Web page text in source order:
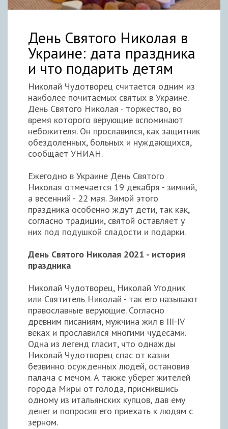
День Святого Николая в
Украине: дата праздника
и что подарить детям
Николай Чудотворец считается одним из
наиболее почитаемых святых в Украине.
День Святого Николая - торжество, во
время которого верующие вспоминают
небожителя. Он прославился, как защитник
обездоленных, больных и нуждающихся,
сообщает УНИАН.
Ежегодно в Украине День Святого
Николая отмечается 19 декабря - зимний,
а весенний - 22 мая. Зимой этого
праздника особенно ждут дети, так как,
согласно традиции, святой оставляет у
них под подушкой сладости и подарки.
День Святого Николая 2021 - история
праздника
Николай Чудотворец, Николай Угодник
или Святитель Николай - так его называют
православные верующие. Согласно
древним писаниям, мужчина жил в III-IV
веках и прославился многими чудесами.
Одна из легенд гласит, что однажды
Николай Чудотворец спас от казни
безвинно осужденных людей, остановив
палача с мечом. А также уберег жителей
города Миры от голода, приснившись
одному из итальянских купцов, дав ему
денег и попросив его приехать к людям с
зерном.